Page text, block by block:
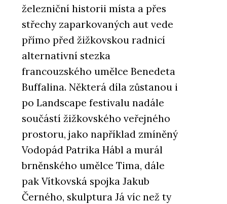
železniční historii místa a přes
střechy zaparkovaných aut vede
přímo před žižkovskou radnicí
alternativní stezka
francouzského umělce Benedeta
Buffalina. Některá díla zůstanou i
po Landscape festivalu nadále
součástí žižkovského veřejného
prostoru, jako například zmíněný
Vodopád Patrika Hábl a murál
brněnského umělce Tima, dále
pak Vítkovská spojka Jakub
Černého, skulptura Já víc než ty